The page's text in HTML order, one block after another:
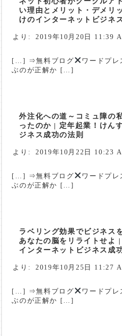
い理由とメリット・デメリ
けのインターネットビジネ
より: 2019年10月20日 11:39
[…] ⇒無料ブログ
ワードプレ
ぶのが正解か […]
外注化への道～コミュ障の
ったのか | 定年起業！けん
ジネス成功の法則
より: 2019年10月22日 10:23
[…] ⇒無料ブログ
ワードプレ
ぶのが正解か […]
ラベリング効果でビジネス
あなたの脳をリライトせよ
インターネットビジネス成
より: 2019年10月25日 11:27
[…] ⇒無料ブログ
ワードプレ
ぶのが正解か […]